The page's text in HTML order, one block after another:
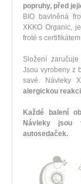
popruhy, před
BIO bavlněná
XKKO Organic,
froté s
Složení
Jsou vyrobeny z
savé. Návleky
alergickou reakci
Každé balení
Návleky jsou
autosedaček.